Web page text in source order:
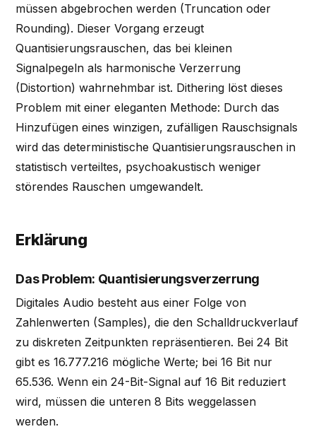
müssen abgebrochen werden (Truncation oder
Rounding). Dieser Vorgang erzeugt
Quantisierungsrauschen, das bei kleinen
Signalpegeln als harmonische Verzerrung
(Distortion) wahrnehmbar ist. Dithering löst dieses
Problem mit einer eleganten Methode: Durch das
Hinzufügen eines winzigen, zufälligen Rauschsignals
wird das deterministische Quantisierungsrauschen in
statistisch verteiltes, psychoakustisch weniger
störendes Rauschen umgewandelt.
Erklärung
Das Problem: Quantisierungsverzerrung
Digitales Audio besteht aus einer Folge von
Zahlenwerten (Samples), die den Schalldruckverlauf
zu diskreten Zeitpunkten repräsentieren. Bei 24 Bit
gibt es 16.777.216 mögliche Werte; bei 16 Bit nur
65.536. Wenn ein 24-Bit-Signal auf 16 Bit reduziert
wird, müssen die unteren 8 Bits weggelassen
werden.